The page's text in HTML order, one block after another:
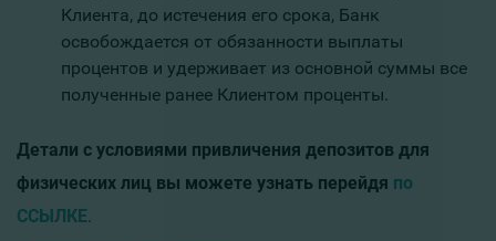
Клиента, до истечения его срока, Банк
освобождается от обязанности выплаты
процентов и удерживает из основной суммы все
полученные ранее Клиентом проценты.
Детали с условиями привличения депозитов для
физических лиц вы можете узнать перейдя по
ССЫЛКЕ.